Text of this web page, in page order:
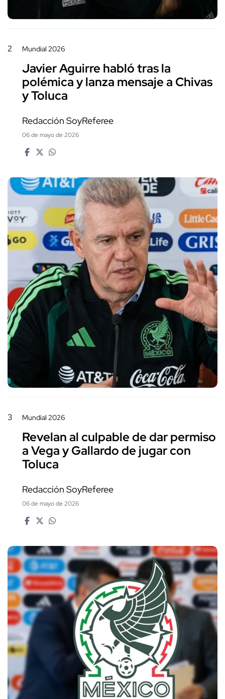
2 Mundial 2026
Javier Aguirre habló tras la
polémica y lanza mensaje a Chivas
y Toluca
Redacción SoyReferee
06 de mayo de 2026
3 Mundial 2026
Revelan al culpable de dar permiso
a Vega y Gallardo de jugar con
Toluca
Redacción SoyReferee
06 de mayo de 2026